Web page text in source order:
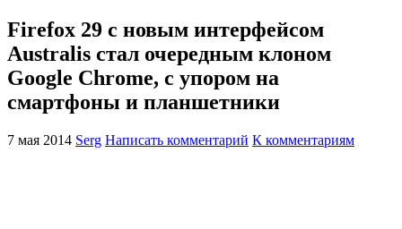
Firefox 29 с новым интерфейсом
Australis стал очередным клоном
Google Chrome, с упором на
смартфоны и планшетники
7 мая 2014 Serg Написать комментарий К комментариям